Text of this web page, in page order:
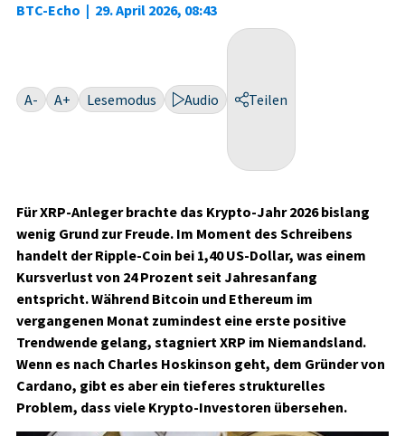
BTC-Echo | 29. April 2026, 08:43
A- A+ Lesemodus Audio Teilen
Für XRP-Anleger brachte das Krypto-Jahr 2026 bislang
wenig Grund zur Freude. Im Moment des Schreibens
handelt der Ripple-Coin bei 1,40 US-Dollar, was einem
Kursverlust von 24 Prozent seit Jahresanfang
entspricht. Während Bitcoin und Ethereum im
vergangenen Monat zumindest eine erste positive
Trendwende gelang, stagniert XRP im Niemandsland.
Wenn es nach Charles Hoskinson geht, dem Gründer von
Cardano, gibt es aber ein tieferes strukturelles
Problem, dass viele Krypto-Investoren übersehen.